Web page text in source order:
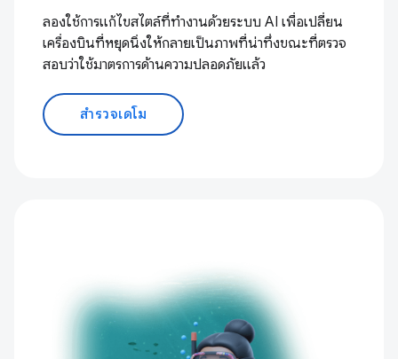
ลองใช้การแก้ไขสไตล์ที่ทำงานด้วยระบบ AI เพื่อเปลี่ยน
เครื่องบินที่หยุดนิ่งให้กลายเป็นภาพที่น่าทึ่งขณะที่ตรวจ
สอบว่าใช้มาตรการด้านความปลอดภัยแล้ว
สำรวจเดโม